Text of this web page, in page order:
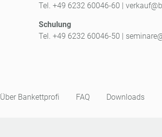
Tel. +49 6232 60046-60 |
Schulung
Tel. +49 6232 60046-50 |
Über Bankettprofi FAQ Downloads